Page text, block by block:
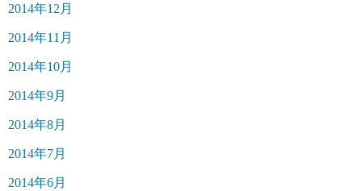
2014年12月
2014年11月
2014年10月
2014年9月
2014年8月
2014年7月
2014年6月